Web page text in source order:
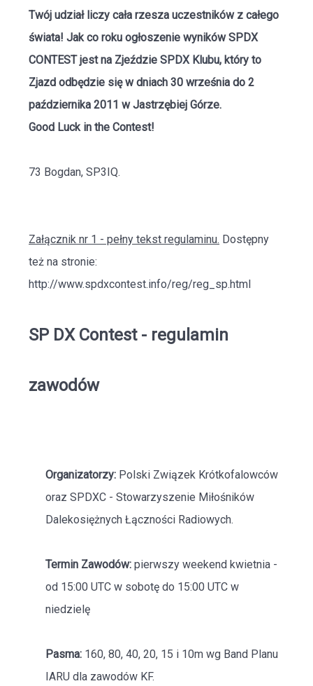
Twój udział liczy cała rzesza uczestników z całego
świata! Jak co roku ogłoszenie wyników SPDX
CONTEST jest na Zjeździe SPDX Klubu, który to
Zjazd odbędzie się w dniach 30 września do 2
października 2011 w Jastrzębiej Górze.
Good Luck in the Contest!
73 Bogdan, SP3IQ.
Załącznik nr 1 - pełny tekst regulaminu. Dostępny
też na stronie:
http://www.spdxcontest.info/reg/reg_sp.html
SP DX Contest - regulamin
zawodów
Organizatorzy: Polski Związek Krótkofalowców
oraz SPDXC - Stowarzyszenie Miłośników
Dalekosiężnych Łączności Radiowych.
Termin Zawodów: pierwszy weekend kwietnia -
od 15:00 UTC w sobotę do 15:00 UTC w
niedzielę
Pasma: 160, 80, 40, 20, 15 i 10m wg Band Planu
IARU dla zawodów KF.